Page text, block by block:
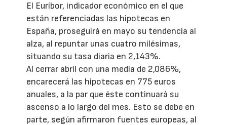
El Euríbor, indicador económico en el que
están referenciadas las hipotecas en
España, proseguirá en mayo su tendencia al
alza, al repuntar unas cuatro milésimas,
situando su tasa diaria en 2,143%.
Al cerrar abril con una media de 2,086%,
encarecerá las hipotecas en 775 euros
anuales, a la par que éste continuará su
ascenso a lo largo del mes. Esto se debe en
parte, según afirmaron fuentes europeas, al